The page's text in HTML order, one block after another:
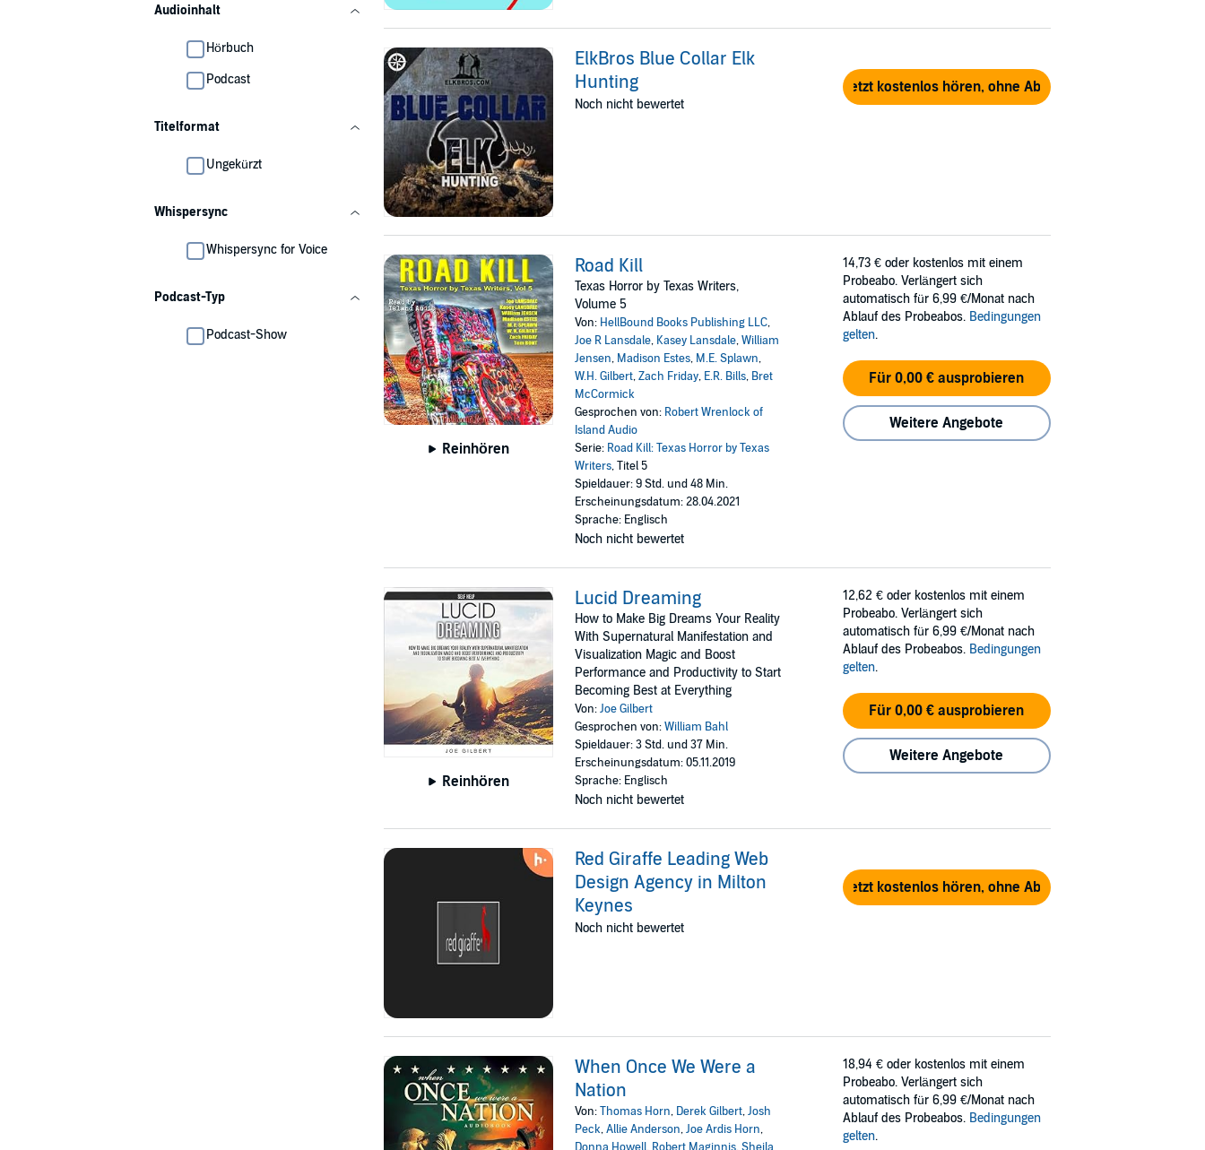
Audioinhalt
Hörbuch
Podcast
Titelformat
Ungekürzt
Whispersync
Whispersync for Voice
Podcast-Typ
Podcast-Show
ElkBros Blue Collar Elk
Hunting
Noch nicht bewertet
Jetzt kostenlos hören, ohne Abo
Reinhören
Road Kill
Texas Horror by Texas Writers,
Volume 5
Von: HellBound Books Publishing LLC,
Joe R Lansdale, Kasey Lansdale,William
Jensen, Madison Estes, M.E. Splawn,
W.H. Gilbert,Zach Friday, E.R. Bills, Bret
McCormick
Gesprochen von: Robert Wrenlock of
Island Audio
Serie: Road Kill: Texas Horror by Texas
Writers, Titel 5
Spieldauer: 9 Std. und 48 Min.
Erscheinungsdatum: 28.04.2021
Sprache: Englisch
Noch nicht bewertet
14,73 € oder kostenlos mit einem
Probeabo. Verlängert sich
automatisch für 6,99 €/Monat nach
Ablauf des Probeabos. Bedingungen
gelten.
Für 0,00 € ausprobieren
Weitere Angebote
Reinhören
Lucid Dreaming
How to Make Big Dreams Your Reality
With Supernatural Manifestation and
Visualization Magic and Boost
Performance and Productivity to Start
Becoming Best at Everything
Von:Joe Gilbert
Gesprochen von:William Bahl
Spieldauer: 3 Std. und 37 Min.
Erscheinungsdatum: 05.11.2019
Sprache: Englisch
Noch nicht bewertet
12,62 € oder kostenlos mit einem
Probeabo. Verlängert sich
automatisch für 6,99 €/Monat nach
Ablauf des Probeabos. Bedingungen
gelten.
Für 0,00 € ausprobieren
Weitere Angebote
Red Giraffe Leading Web
Design Agency in Milton
Keynes
Noch nicht bewertet
Jetzt kostenlos hören, ohne Abo
When Once We Were a
Nation
Von:Thomas Horn, Derek Gilbert,Josh
Peck,Allie Anderson,Joe Ardis Horn,
Donna Howell
Robert Maginnis ,Sheila
18,94 € oder kostenlos mit einem
Probeabo. Verlängert sich
automatisch für 6,99 €/Monat nach
Ablauf des Probeabos. Bedingungen
gelten.